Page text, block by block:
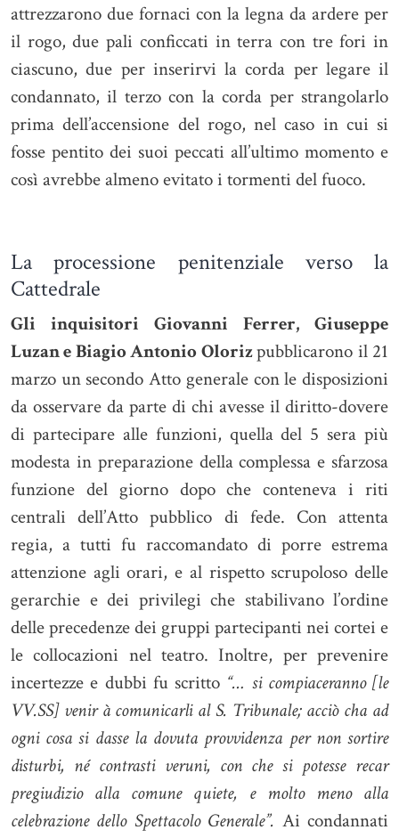
attrezzarono due fornaci con la legna da ardere per
il rogo, due pali conficcati in terra con tre fori in
ciascuno, due per inserirvi la corda per legare il
condannato, il terzo con la corda per strangolarlo
prima dell’accensione del rogo, nel caso in cui si
fosse pentito dei suoi peccati all’ultimo momento e
così avrebbe almeno evitato i tormenti del fuoco.
La processione penitenziale verso la
Cattedrale
Gli inquisitori Giovanni Ferrer, Giuseppe
Luzan e Biagio Antonio Olorizpubblicarono il 21
marzo un secondo Atto generale con le disposizioni
da osservare da parte di chi avesse il diritto-dovere
di partecipare alle funzioni, quella del 5 sera più
modesta in preparazione della complessa e sfarzosa
funzione del giorno dopo che conteneva i riti
centrali dell’Atto pubblico di fede. Con attenta
regia, a tutti fu raccomandato di porre estrema
attenzione agli orari, e al rispetto scrupoloso delle
gerarchie e dei privilegi che stabilivano l’ordine
delle precedenze dei gruppi partecipanti nei cortei e
le collocazioni nel teatro. Inoltre, per prevenire
incertezze e dubbi fu scritto “… si compiaceranno [le
VV.SS] venir à comunicarli al S. Tribunale; acciò cha ad
ogni cosa si dasse la dovuta provvidenza per non sortire
disturbi, né contrasti veruni, con che si potesse recar
pregiudizio alla comune quiete, e molto meno alla
celebrazione dello Spettacolo Generale”. Ai condannati